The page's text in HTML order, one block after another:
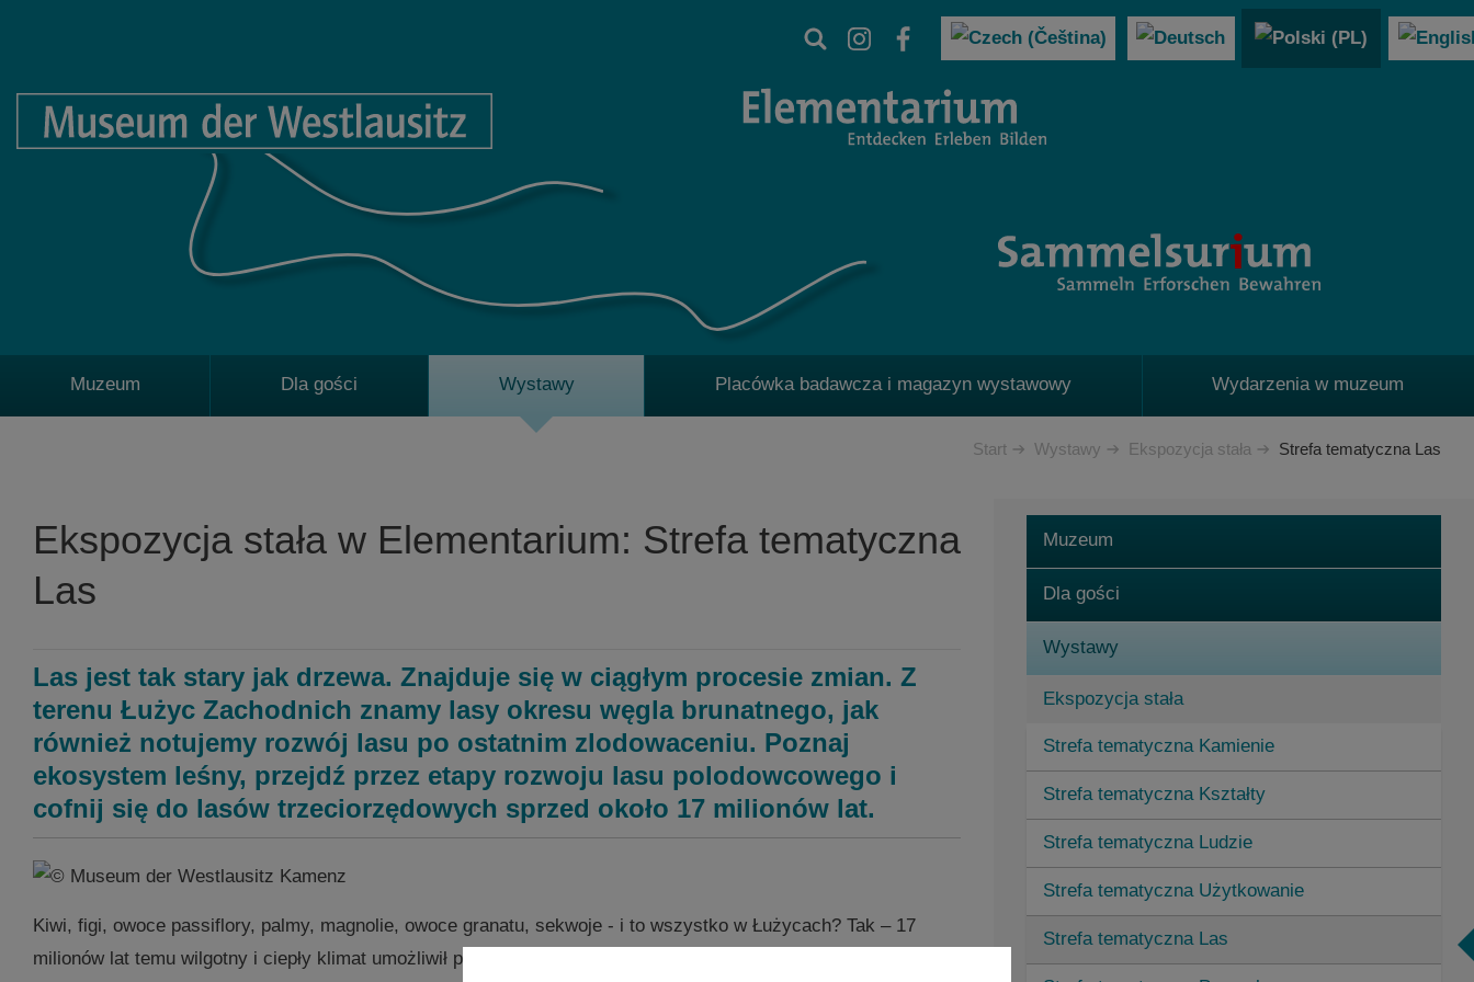
Muzeum Dla gości Wystawy Placówka badawcza i magazyn wystawowy Wydarzenia w muzeum
Start Wystawy Ekspozycja stała Strefa tematyczna Las
Ekspozycja stała w Elementarium: Strefa tematyczna
Las
Las jest tak stary jak drzewa. Znajduje się w ciągłym procesie zmian. Z
terenu Łużyc Zachodnich znamy lasy okresu węgla brunatnego, jak
również notujemy rozwój lasu po ostatnim zlodowaceniu. Poznaj
ekosystem leśny, przejdź przez etapy rozwoju lasu polodowcowego i
cofnij się do lasów trzeciorzędowych sprzed około 17 milionów lat.
Kiwi, figi, owoce passiflory, palmy, magnolie, owoce granatu, sekwoje - i to wszystko w Łużycach? Tak – 17
milionów lat temu wilgotny i ciepły klimat umożliwił powstanie lasów wawrzynowych i ciepłych lasów
Muzeum
Dla gości
Wystawy
Ekspozycja stała
Strefa tematyczna Kamienie
Strefa tematyczna Kształty
Strefa tematyczna Ludzie
Strefa tematyczna Użytkowanie
Strefa tematyczna Las
Ekspozycje czasowe
Placówka badawcza i magazyn wystawowy
Wydarzenia w muzeum
Godziny otwarcia Elementarium